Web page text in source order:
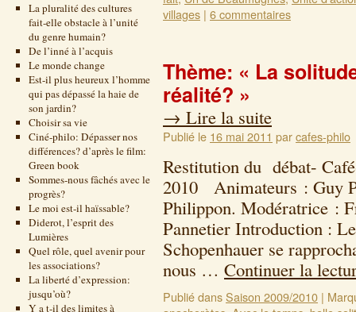
La pluralité des cultures
fait-elle obstacle à l’unité
du genre humain?
De l’inné à l’acquis
Le monde change
Est-il plus heureux l’homme
qui pas dépassé la haie de
son jardin?
Choisir sa vie
Ciné-philo: Dépasser nos
différences? d’après le film:
Green book
Sommes-nous fâchés avec le
progrès?
Le moi est-il haïssable?
Diderot, l’esprit des
Lumières
Quel rôle, quel avenir pour
les associations?
La liberté d’expression:
jusqu’où?
Y a t-il des limites à
villages | 6 commentaires
Thème: « La
réalité? »
→ Lire la suite
Publié le 16 mai 2011 parcafes-philo
Restitution du débat-
2010 Animateurs : Guy
Philippon. Modératrice :
Pannetier Introduction :
Schopenhauer se
nous … Continuer la
Publié dansSaison 2009/2010 |